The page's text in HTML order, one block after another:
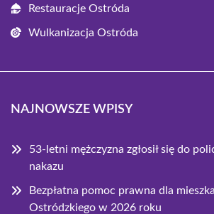
Restauracje Ostróda
Wulkanizacja Ostróda
NAJNOWSZE WPISY
53-letni mężczyzna zgłosił się do
nakazu
Bezpłatna pomoc prawna dla
Ostródzkiego w 2026 roku